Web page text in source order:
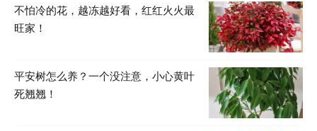
不怕冷的花，越冻越好看，红红火火最
旺家！
平安树怎么养？一个没注意，小心黄叶
死翘翘！